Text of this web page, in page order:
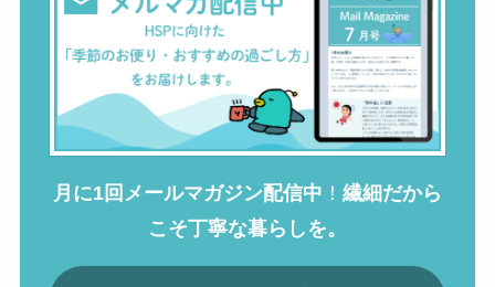
月に1回メールマガジン配信中 ！ 繊細だから
こそ丁寧な暮らしを。